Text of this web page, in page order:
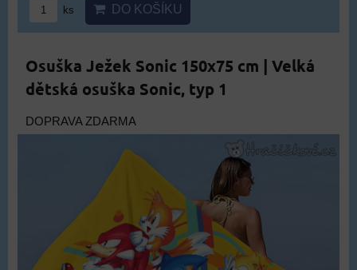
ks DO KOŠÍKU
Osuška Ježek Sonic 150x75 cm | Velká
dětská osuška Sonic, typ 1
DOPRAVA ZDARMA